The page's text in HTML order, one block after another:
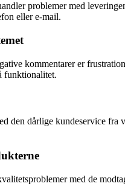
problemer med
eller e-mail.
kommentarer er
funktionalitet.
den dårlige kundeservice
med de